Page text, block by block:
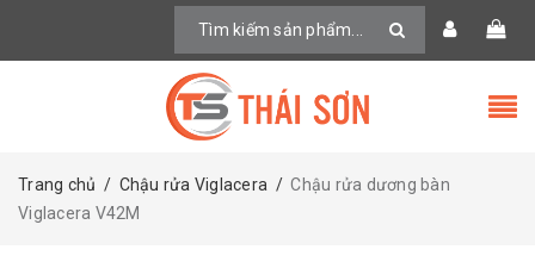
Trang chủ / Chậu rửa Viglacera / Chậu rửa dương bàn
Viglacera V42M